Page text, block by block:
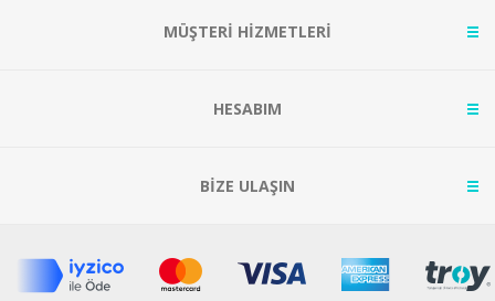
MÜŞTERİ HİZMETLERİ
HESABIM
BİZE ULAŞIN